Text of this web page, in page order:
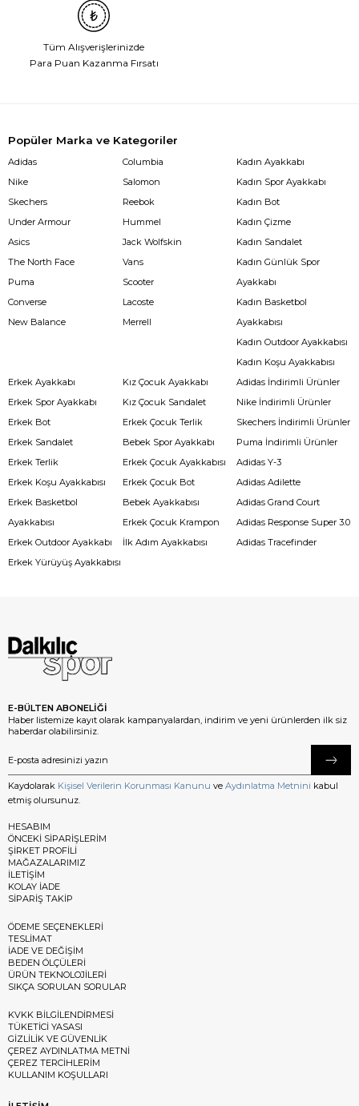
Tüm Alışverişlerinizde
Para Puan Kazanma Fırsatı
Popüler Marka ve Kategoriler
Adidas
Nike
Skechers
Under Armour
Asics
The North Face
Puma
Converse
New Balance
Columbia
Salomon
Reebok
Hummel
Jack Wolfskin
Vans
Scooter
Lacoste
Merrell
Kadın Ayakkabı
Kadın Spor Ayakkabı
Kadın Bot
Kadın Çizme
Kadın Sandalet
Kadın Günlük Spor
Ayakkabı
Kadın Basketbol
Ayakkabısı
Kadın Outdoor Ayakkabısı
Kadın Koşu Ayakkabısı
Erkek Ayakkabı
Erkek Spor Ayakkabı
Erkek Bot
Erkek Sandalet
Erkek Terlik
Erkek Koşu Ayakkabısı
Erkek Basketbol
Ayakkabısı
Erkek Outdoor Ayakkabı
Erkek Yürüyüş Ayakkabısı
Kız Çocuk Ayakkabı
Kız Çocuk Sandalet
Erkek Çocuk Terlik
Bebek Spor Ayakkabı
Erkek Çocuk Ayakkabısı
Erkek Çocuk Bot
Bebek Ayakkabısı
Erkek Çocuk Krampon
İlk Adım Ayakkabısı
Adidas İndirimli Ürünler
Nike İndirimli Ürünler
Skechers İndirimli Ürünler
Puma İndirimli Ürünler
Adidas Y-3
Adidas Adilette
Adidas Grand Court
Adidas Response Super 3.0
Adidas Tracefinder
E-BÜLTEN ABONELİĞİ
Haber listemize kayıt olarak kampanyalardan, indirim ve yeni ürünlerden ilk siz
haberdar olabilirsiniz.
Kaydolarak Kişisel Verilerin Korunması Kanunu ve Aydınlatma Metnini kabul
etmiş olursunuz.
HESABIM
ÖNCEKİ SİPARİŞLERİM
ŞİRKET PROFİLİ
MAĞAZALARIMIZ
İLETİŞİM
KOLAY İADE
SİPARİŞ TAKİP
ÖDEME SEÇENEKLERİ
TESLİMAT
İADE VE DEĞİŞİM
BEDEN ÖLÇÜLERİ
ÜRÜN TEKNOLOJİLERİ
SIKÇA SORULAN SORULAR
KVKK BİLGİLENDİRMESİ
TÜKETİCİ YASASI
GİZLİLİK VE GÜVENLİK
ÇEREZ AYDINLATMA METNİ
ÇEREZ TERCİHLERİM
KULLANIM KOŞULLARI